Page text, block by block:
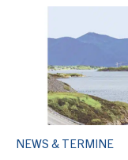
NEWS & TERMINE